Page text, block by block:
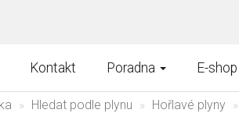
Kontakt Poradna E-shop
Hledat podle plynu Hořlavé plyny